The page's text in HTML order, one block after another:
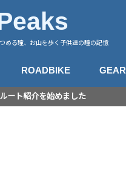
める瞳、お山を歩く子供達の瞳の記憶
中央アルプス
南アルプス
八ヶ岳
谷川・武尊
赤城・榛名・荒船
四阿山
奥秩父
奥武蔵
高尾・陣馬
富士・御坂
丹沢
伊豆・愛鷹
箱根・湯河原
東海
房総・三浦
子連れ登山のこと
登山とITと
登山ギア
登山ギア(子供用)
サイト
ROADBIKE
ライドログ
GEAR
ート紹介を始めました